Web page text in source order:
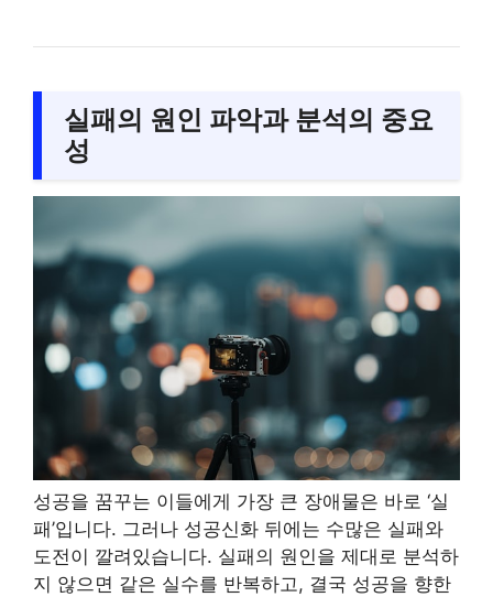
실패의 원인 파악과 분석의 중요
성
성공을 꿈꾸는 이들에게 가장 큰 장애물은 바로 ‘실
패’입니다. 그러나 성공신화 뒤에는 수많은 실패와
도전이 깔려있습니다. 실패의 원인을 제대로 분석하
지 않으면 같은 실수를 반복하고, 결국 성공을 향한